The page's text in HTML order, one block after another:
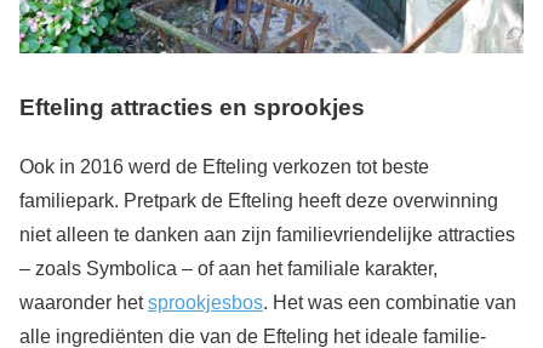
Efteling attracties en sprookjes
Ook in 2016 werd de Efteling verkozen tot beste
familiepark. Pretpark de Efteling heeft deze overwinning
niet alleen te danken aan zijn familievriendelijke attracties
– zoals Symbolica – of aan het familiale karakter,
waaronder hetsprookjesbos. Het was een combinatie van
alle ingrediënten die van de Efteling het ideale familie-